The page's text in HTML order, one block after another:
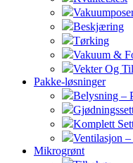
Beskjæring
Tørking
Vakuum &
Vekter Og
Pakke-løsninger
Belysning –
Komplett
Ventilasjon
Mikrogrønt